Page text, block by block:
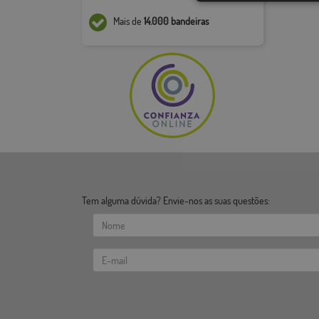
Mais de 14.000 bandeiras
Tem alguma dúvida? Envie-nos as suas questões: